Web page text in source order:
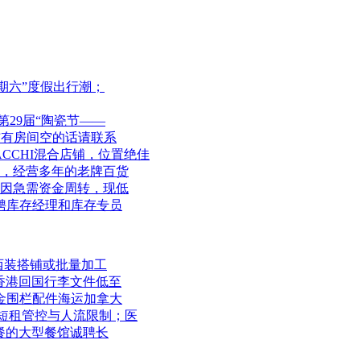
六”度假出行潮；
29届“陶瓷节——
房间空的话请联系
混合店铺，位置绝佳
经营多年的老牌百货
急需资金周转，现低
库存经理和库存专员
搭铺或批量加工
港回国行李文件低至
围栏配件海运加拿大
租管控与人流限制；医
的大型餐馆诚聘长